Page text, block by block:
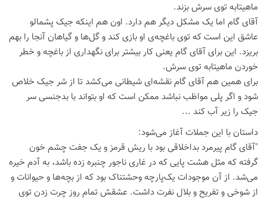
ماهیتابه توی سرش بزند.
آقای گام اما یک مشکل دیگر هم دارد. اون هم اینکه جیک پشمالو
عاشق این است که توی باغچه‌ی او بازی کند و گل‌ها و گیاهان آنجا را بهم
بریزد. این برای آقای گام یعنی کار بیشتر برای نگهداری از باغچه و خطر
خوردن ماهیتابه توی سرش.
برای همین هم آقای گام نقشه‌ای شیطانی می‌کشد تا از شر جیک خلاص
شود و اگر پلی مواظب نباشد ممکن است که او بتواند با بدجنسی سر
جیک را زیر آب کند ...
داستان با این جملات آغاز می‌شود:
"آقای گام پیرمرد بداخلاقی بود با ریش قرمز و یک جفت چشم خون
گرفته که مثل هشت پایی که در غاری ناجور چنبره زده باشد، به آدم خیره
می‌شد. از آن موجودات یک‌پارچه وحشتناک بود که از بچه‌ها و حیوانات و
از شوخی و تفریح و بلال نفرت داشت. عشقش تمام روز چرت زدن توی